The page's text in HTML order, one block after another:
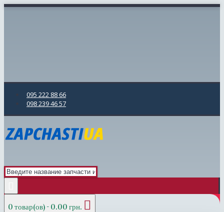
095 222 88 66
098 239 46 57
0 товар(ов) - 0.00 грн.